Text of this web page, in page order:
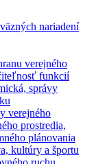
nariadení
verejného
funkcií
správy
verejného
prostredia,
plánovania
kultúry a športu